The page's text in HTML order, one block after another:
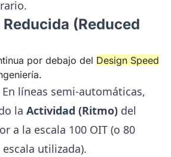
(Reduced
por debajo del Design Speed
En líneas semi-automáticas,
la Actividad (Ritmo) del
a la escala 100 OIT (o 80
utilizada).